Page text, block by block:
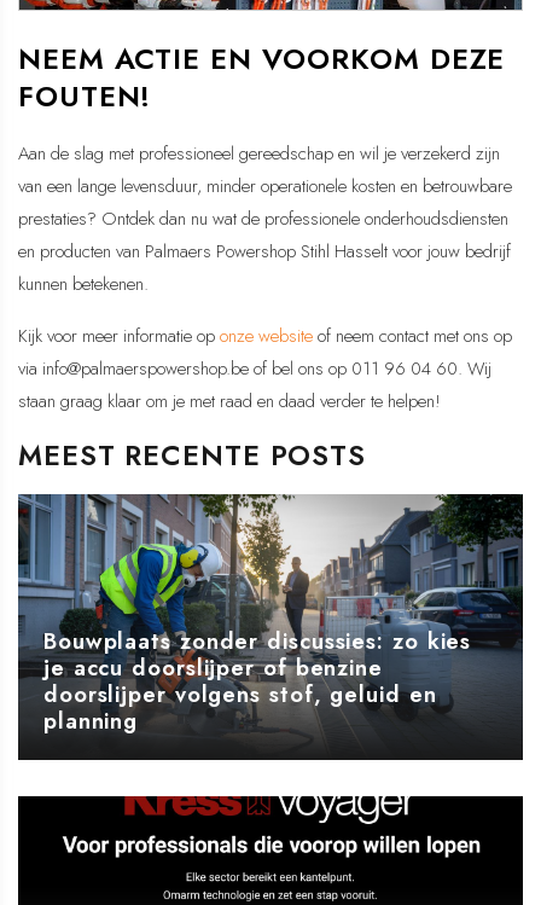
NEEM ACTIE EN VOORKOM DEZE
FOUTEN!
Aan de slag met professioneel gereedschap en wil je verzekerd zijn
van een lange levensduur, minder operationele kosten en betrouwbare
prestaties? Ontdek dan nu wat de professionele onderhoudsdiensten
en producten van Palmaers Powershop Stihl Hasselt voor jouw bedrijf
kunnen betekenen.
Kijk voor meer informatie oponze websiteof neem contact met ons op
via info@palmaerspowershop.be of bel ons op 011 96 04 60. Wij
staan graag klaar om je met raad en daad verder te helpen!
MEEST RECENTE POSTS
Bouwplaats zonder discussies: zo kies
je accu doorslijper of benzine
doorslijper volgens stof, geluid en
planning